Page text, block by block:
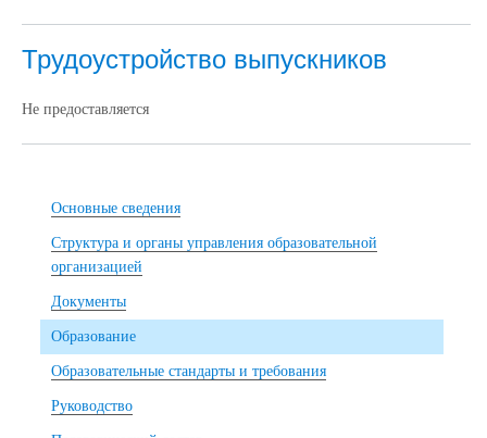
Трудоустройство выпускников
Не предоставляется
Основные сведения
Структура и органы управления образовательной
организацией
Документы
Образование
Образовательные стандарты и требования
Руководство